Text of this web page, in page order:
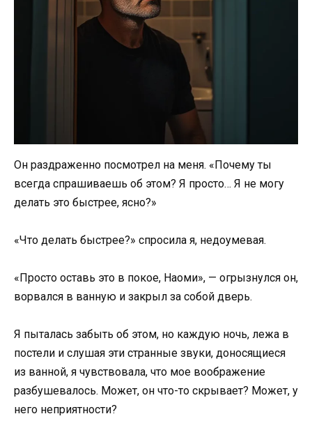
Он раздраженно посмотрел на меня. «Почему ты
всегда спрашиваешь об этом? Я просто… Я не могу
делать это быстрее, ясно?»
«Что делать быстрее?» спросила я, недоумевая.
«Просто оставь это в покое, Наоми», — огрызнулся он,
ворвался в ванную и закрыл за собой дверь.
Я пыталась забыть об этом, но каждую ночь, лежа в
постели и слушая эти странные звуки, доносящиеся
из ванной, я чувствовала, что мое воображение
разбушевалось. Может, он что-то скрывает? Может, у
него неприятности?